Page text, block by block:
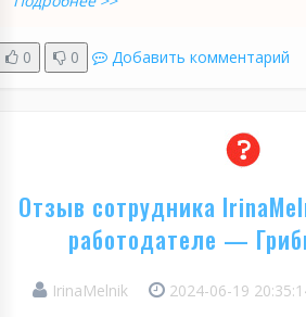
0 0 Добавить комментарий
Отзыв сотрудника
работодателе —
IrinaMelnik 2024-06-19